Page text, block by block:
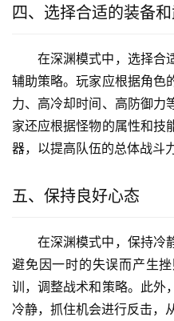
四、选择合适的装备
在深渊模式中，选择合
辅助策略。玩家应根据角色
力、高冷却时间、高防御力
家还应根据怪物的属性和技
器，以提高队伍的总体战斗力
五、保持良好心态
在深渊模式中，保持冷
避免因一时的失误而产生
训，调整战术和策略。此外
冷静，抓住机会进行反击，